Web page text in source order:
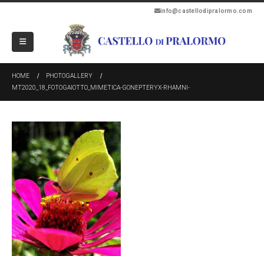
info@castellodipralormo.com
HOME
PHOTOGALLERY
MT2020_18_FOTOGAIOTTO_MIMETICA-GONEPTERYX-RHAMNI-